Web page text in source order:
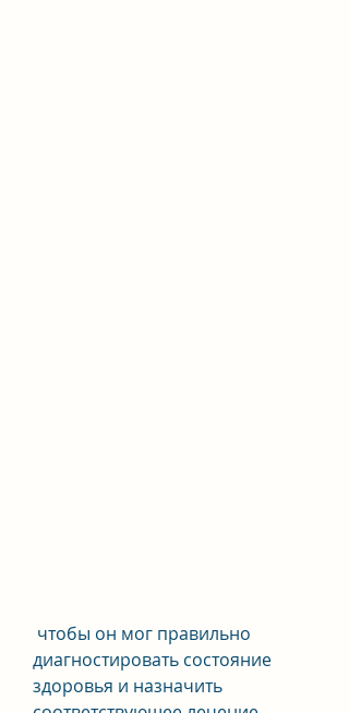
диагностировать состояние
здоровья и назначить